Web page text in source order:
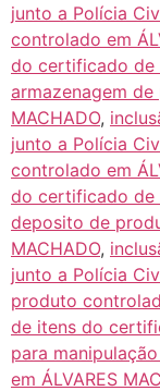
junto a Polícia
controlado em
do certificado de
armazenagem
MACHADO,
junto a Polícia
controlado em
do certificado de
deposito de
MACHADO,
junto a Polícia
produto
de itens do
para
em ÁLVARES